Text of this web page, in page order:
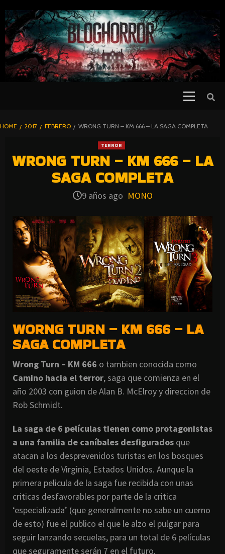
TO
CONTENT
BLOGHORROR
HOME 2017 FEBRERO WRONG TURN – KM 666 – LA SAGA COMPLETA
TERROR
WRONG TURN – KM 666 – LA
SAGA COMPLETA
9 años ago MONO
WORNG TURN – KM 666 – LA
SAGA COMPLETA
Wrong Turn – KM 666 o tambien conocida como
Camino hacia el terror, saga que comienza en el
año 2003 con guion de Alan B. McElroy y direccion de
Rob Schmidt.
La saga de 6 películas tienen como protagonistas
a una familia de caníbales desfigurados que
atacan a los desprevenidos turistas en los bosques
del oeste de Virginia, Estados Unidos. Aunque la
primera pelicula de la saga fue recibida con unas
criticas desfavorables por parte de la critica
‘especializada’ (que generalmente no sabe un cuerno
de esto) fue el publico el que le alzo el pulgar para
seguir lanzando secuelas, para un total de 6 películas
que seguramente serán 7 en el futuro.